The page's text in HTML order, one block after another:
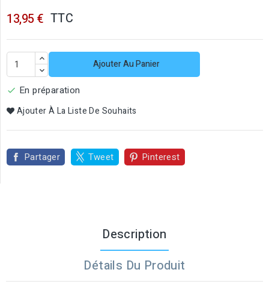
13,95 € TTC
Ajouter Au Panier
 En préparation
Ajouter À La Liste De Souhaits
Partager Tweet Pinterest
Description
Détails Du Produit